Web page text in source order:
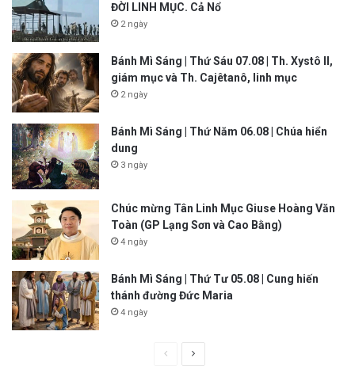
ĐỜI LINH MỤC. Cả Nổ
2 ngày
Bánh Mì Sáng | Thứ Sáu 07.08 | Th. Xystô II,
giám mục và Th. Cajêtanô, linh mục
2 ngày
Bánh Mì Sáng | Thứ Năm 06.08 | Chúa hiển
dung
3 ngày
Chúc mừng Tân Linh Mục Giuse Hoàng Văn
Toàn (GP Lạng Sơn và Cao Bằng)
4 ngày
Bánh Mì Sáng | Thứ Tư 05.08 | Cung hiến
thánh đường Đức Maria
4 ngày